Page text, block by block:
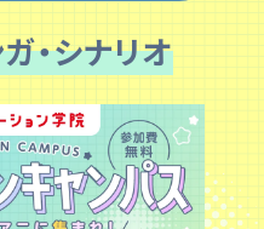
・シナリオ